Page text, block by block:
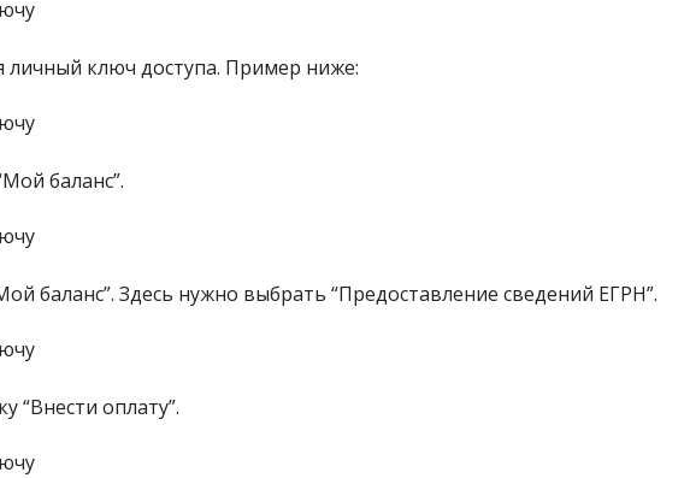
личный ключ доступа. Пример ниже:
баланс”.
баланс”. Здесь нужно выбрать “Предоставление сведений ЕГРН”.
“Внести оплату”.